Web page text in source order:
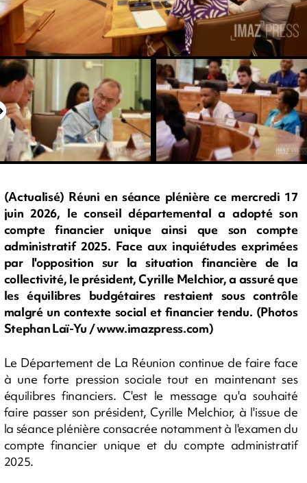
(Actualisé) Réuni en séance plénière ce mercredi 17
juin 2026, le conseil départemental a adopté son
compte financier unique ainsi que son compte
administratif 2025. Face aux inquiétudes exprimées
par l'opposition sur la situation financière de la
collectivité, le président, Cyrille Melchior, a assuré que
les équilibres budgétaires restaient sous contrôle
malgré un contexte social et financier tendu. (Photos
Stephan Laï-Yu / www.imazpress.com)
Le Département de La Réunion continue de faire face
à une forte pression sociale tout en maintenant ses
équilibres financiers. C'est le message qu'a souhaité
faire passer son président, Cyrille Melchior, à l'issue de
la séance plénière consacrée notamment à l'examen du
compte financier unique et du compte administratif
2025.